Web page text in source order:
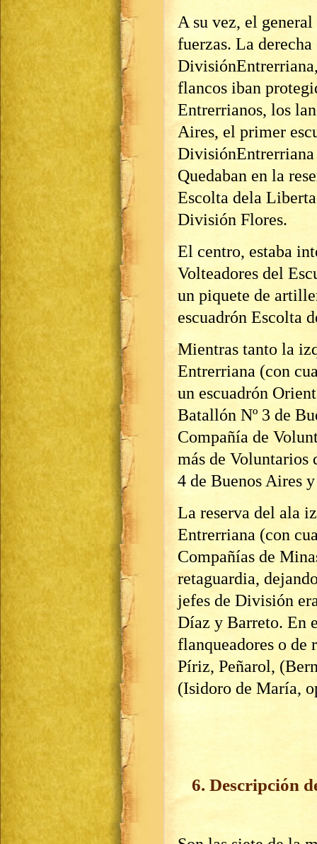
A su vez, el
fuerzas. La
flancos iban
Entrerrianos, los
Aires, el primer
DivisiónEntrerriana
Quedaban en la
Escolta dela
División Flores.
El centro, estaba
Volteadores del
un piquete de
escuadrón Escolta
Mientras tanto la
Entrerriana (con
un escuadrón
Batallón Nº 3 de
Compañía de
más de Voluntarios
4 de Buenos Aires
La reserva del ala
Entrerriana (con
Compañías de
retaguardia,
jefes de División
Díaz y Barreto. En
flanqueadores o de
Píriz, Peñarol,
(Isidoro de María,
6. Descripción